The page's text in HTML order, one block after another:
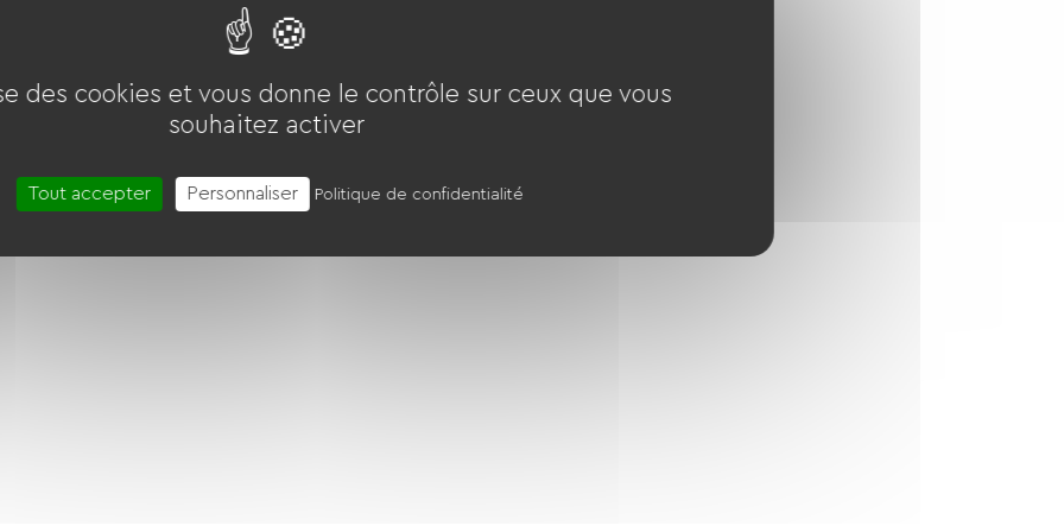
chaude, un bon repos et la tranquillité de
des cookies et vous donne le contrôle sur ceux que vous
souhaitez activer
Tout accepter Personnaliser Politique de confidentialité